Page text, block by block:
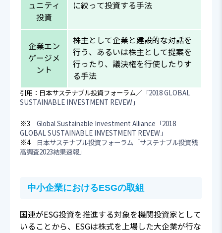
ュニティ
投資
に絞って投資する手法
企業エン
ゲージメ
ント
株主として企業と建設的な対話を
行う、あるいは株主として提案を
行ったり、議決権を行使したりす
る手法
引用：日本サステナブル投資フォーラム／ 「2018 GLOBAL
SUSTAINABLE INVESTMENT REVEW」
※3 Global Sustainable Investment Alliance「2018
GLOBAL SUSTAINABLE INVESTMENT REVEW」
※4
日本サステナブル投資フォーラム「サステナブル投資残
高調査2023結果速報」
中小企業におけるESGの取組
国連がESG投資を推進する対象を機関投資家として
いることから、ESGは株式を上場した大企業が行な